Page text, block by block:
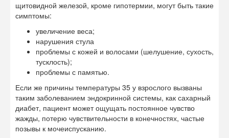
щитовидной железой, кроме гипотермии, могут быть такие
симптомы:
увеличение веса;
нарушения стула
проблемы с кожей и волосами (шелушение, сухость,
тусклость);
проблемы с памятью.
Если же причины температуры 35 у взрослого вызваны
таким заболеванием эндокринной системы, как сахарный
диабет, пациент может ощущать постоянное чувство
жажды, потерю чувствительности в конечностях, частые
позывы к мочеиспусканию.